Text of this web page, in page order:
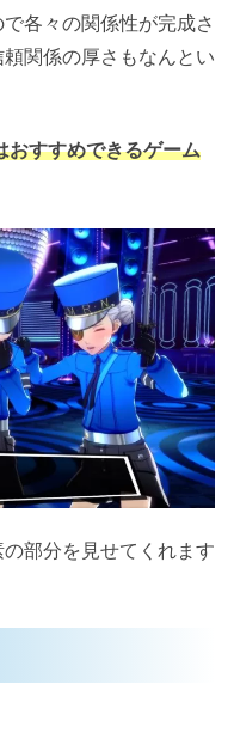
各々の関係性が完成さ
関係の厚さもなんとい
おすすめできるゲーム
部分を見せてくれます